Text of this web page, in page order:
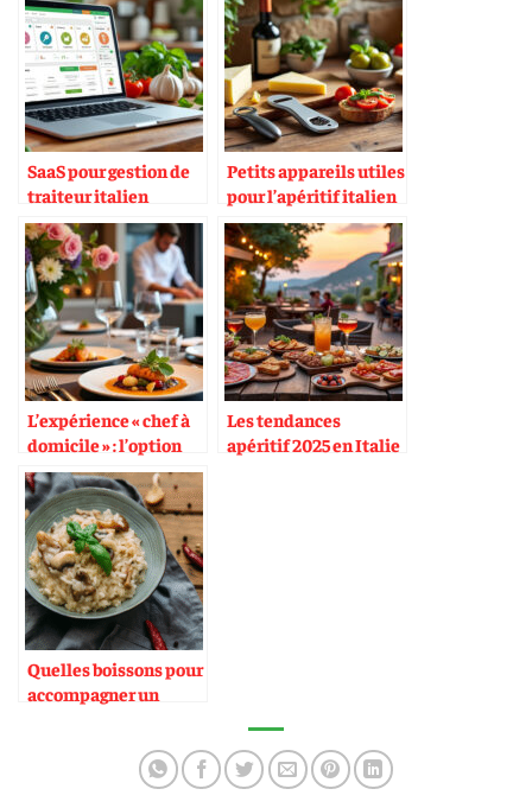
SaaS pour gestion de
traiteur italien
Petits appareils utiles
pour l’apéritif italien
L’expérience « chef à
domicile » : l’option
haut de gamme
Les tendances
apéritif 2025 en Italie
Quelles boissons pour
accompagner un